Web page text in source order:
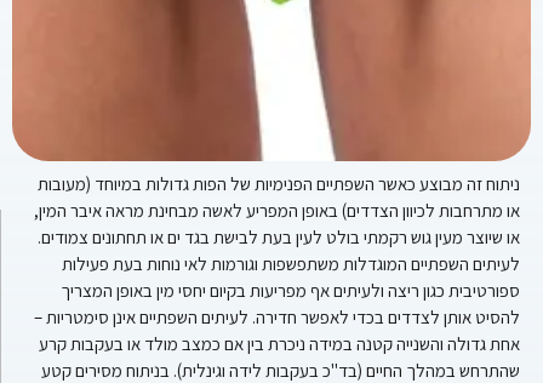
ניתוח זה מבוצע כאשר השפתיים הפנימיות של הפות גדולות במיוחד (מעובות
או מתרחבות לכיוון הצדדים) באופן המפריע לאשה מבחינת מראה איבר המין,
או שיוצר מעין גוש רקמתי בולט לעין בעת לבישת בגד ים או תחתונים צמודים.
לעיתים השפתיים המוגדלות משתפשפות וגורמות לאי נוחות בעת פעילות
ספורטיבית כגון ריצה ולעיתים אף מפריעות בקיום יחסי מין באופן המצריך
להסיט אותן לצדדים בכדי לאפשר חדירה. לעיתים השפתיים אינן סימטריות –
אחת גדולה והשנייה קטנה במידה ניכרת בין אם כמצב מולד או בעקבות קרע
שהתרחש במהלך החיים (בד"כ בעקבות לידה וגינלית). בניתוח מסירים קטע